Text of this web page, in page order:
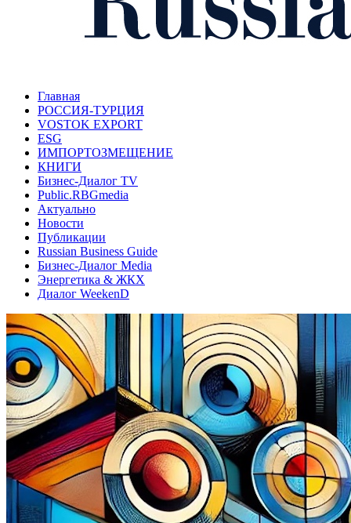
Главная
РОССИЯ-ТУРЦИЯ
VOSTOK EXPORT
ESG
ИМПОРТОЗМЕЩЕНИЕ
КНИГИ
Бизнес-Диалог TV
Public.RBGmedia
Актуально
Новости
Публикации
Russian Business Guide
Бизнес-Диалог Media
Энергетика & ЖКХ
Диалог WeekenD